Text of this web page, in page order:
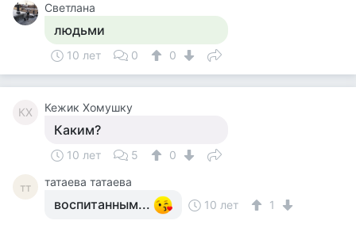
Светлана
людьми
10 лет 0 0
КХ Кежик Хомушку
Каким?
10 лет 5 0
тт татаева татаева
воспитанным... 10 лет 1